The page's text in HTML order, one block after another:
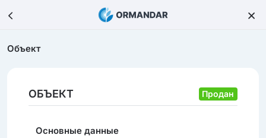
Объект
ОБЪЕКТ Продан
Основные данные